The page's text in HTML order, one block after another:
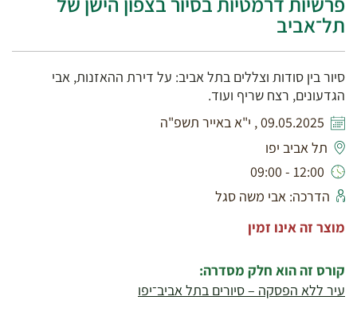
תל־אביב
סיור בין סודות וצללים בתל אביב: על דירת ההאזנות, אבי
הגדעונים, רצח שריף ועוד.
09.05.2025 , י"א באייר תשפ"ה
תל אביב יפו
12:00 - 09:00
הדרכה: אבי משה סגל
מוצר זה אינו זמין
קורס זה הוא חלק מסדרה:
עיר ללא הפסקה – סיורים בתל אביב־יפו